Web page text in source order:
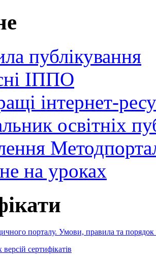
публікування
ІППО
інтернет-
освітніх
на уроках
порталу. Умови, правила та порядок
сертифікатів